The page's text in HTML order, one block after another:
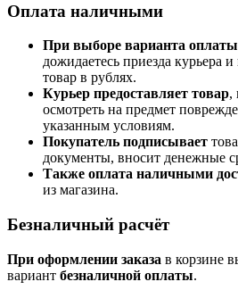
Оплата наличными
При выборе варианта
дожидаетесь приезда курьера
товар в рублях.
Курьер предоставляет товар,
осмотреть на предмет
указанным условиям.
Покупатель подписывает
документы, вносит денежные
Также оплата наличными
из магазина.
Безналичный расчёт
При оформлении заказа в корзине
вариант безналичной оплаты.